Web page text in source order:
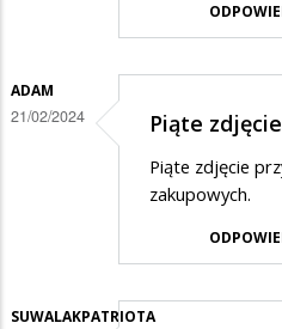
ADAM
21/02/2024 Piąte
Piąte zdjęcie
zakupowych.
SUWALAKPATRIOTA